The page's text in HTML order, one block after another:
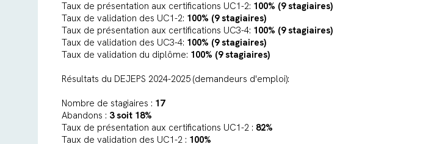
Taux de présentation aux certifications UC1-2: 100% (9 stagiaires)
Taux de validation des UC1-2: 100% (9 stagiaires)
Taux de présentation aux certifications UC3-4: 100% (9 stagiaires)
Taux de validation des UC3-4: 100% (9 stagiaires)
Taux de validation du diplôme: 100% (9 stagiaires)
Résultats du DEJEPS 2024-2025 (demandeurs d'emploi):
Nombre de stagiaires : 17
Abandons : 3 soit 18%
Taux de présentation aux certifications UC1-2 : 82%
Taux de validation des UC1-2 : 100%